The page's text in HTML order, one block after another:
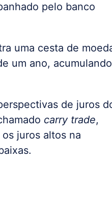
pelo banco
uma cesta de
um ano, acumulando
de juros
carry trade,
juros altos na